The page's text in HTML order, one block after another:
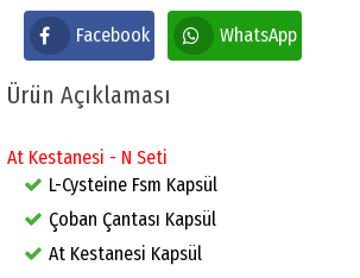
Facebook WhatsApp
Ürün Açıklaması
At Kestanesi - N Seti
L-Cysteine Fsm Kapsül
Çoban Çantası Kapsül
At Kestanesi Kapsül